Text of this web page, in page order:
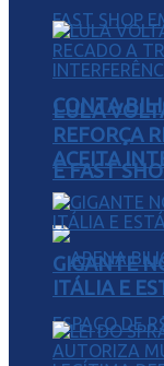
CONTA
E FAST
LULA
REFORÇA
ACEITA
GIGANTE
ITÁLIA E